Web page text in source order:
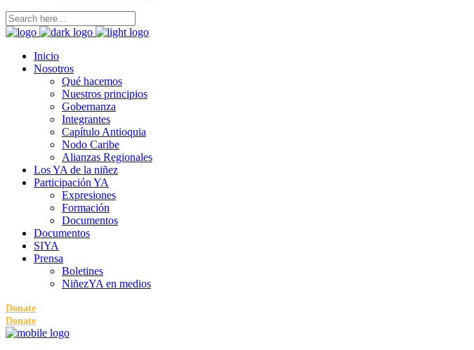
Inicio
Nosotros
Qué hacemos
Nuestros principios
Gobernanza
Integrantes
Capítulo Antioquia
Nodo Caribe
Alianzas Regionales
Los YA de la niñez
Participación YA
Expresiones
Formación
Documentos
Documentos
SIYA
Prensa
Boletines
NiñezYA en medios
Donate
Donate